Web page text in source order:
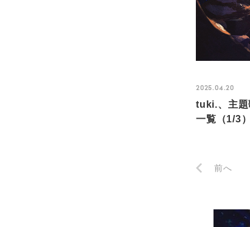
2025.04.20
tuki.、主題
一覧（1/3）
前へ